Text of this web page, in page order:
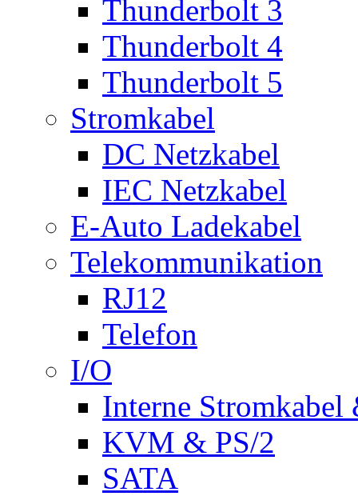
Thunderbolt 3
Thunderbolt 4
Thunderbolt 5
Stromkabel
DC Netzkabel
IEC Netzkabel
E-Auto Ladekabel
Telekommunikation
RJ12
Telefon
I/O
Interne Stromkabel
KVM & PS/2
SATA